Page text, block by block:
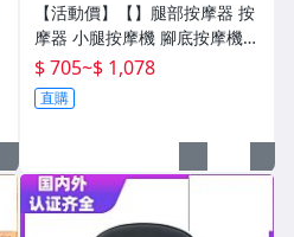
【活動價】【】腿部按摩器 按
摩器 小腿按摩機 腳底按摩機
深層按摩儀 小腿按摩儀全自動
揉捏腿部按摩器全腿底腳熱敷
腳部足底
$ 705~$ 1,078
直購